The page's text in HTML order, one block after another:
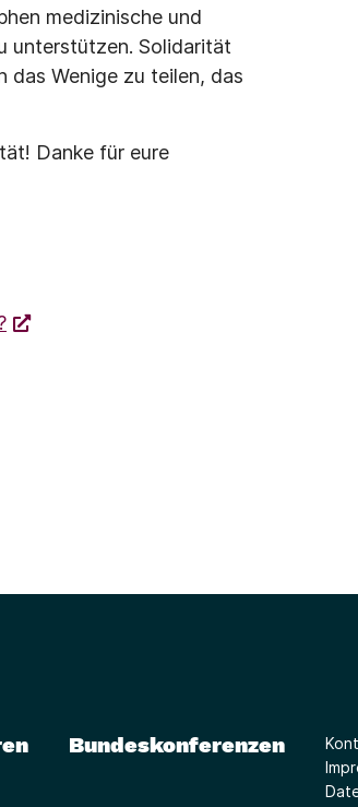
medizinische und
unterstützen. Solidarität
das Wenige zu teilen, das
Danke für eure
Bundeskonferenzen